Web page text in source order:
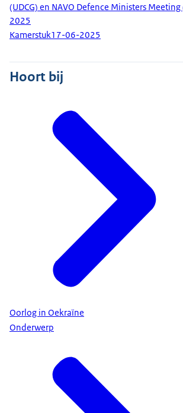
(UDCG) en NAVO Defence Ministers
2025
Kamerstuk17-06-2025
Hoort bij
Oorlog in Oekraïne
Onderwerp